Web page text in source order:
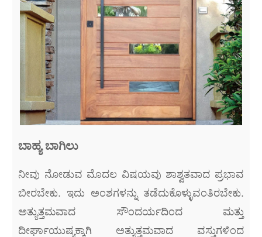
ಬಾಹ್ಯ ಬಾಗಿಲು
ನೀವು ನೋಡುವ ಮೊದಲ ವಿಷಯವು ಶಾಶ್ವತವಾದ ಪ್ರಭಾವ
ಬೀರಬೇಕು. ಇದು ಅಂಶಗಳನ್ನು ತಡೆದುಕೊಳ್ಳುವಂತಿರಬೇಕು.
ಅತ್ಯುತ್ತಮವಾದ ಸೌಂದರ್ಯದಿಂದ ಮತ್ತು
ದೀರ್ಘಾಯುಷ್ಯಕ್ಕಾಗಿ ಅತ್ಯುತ್ತಮವಾದ ವಸ್ತುಗಳಿಂದ